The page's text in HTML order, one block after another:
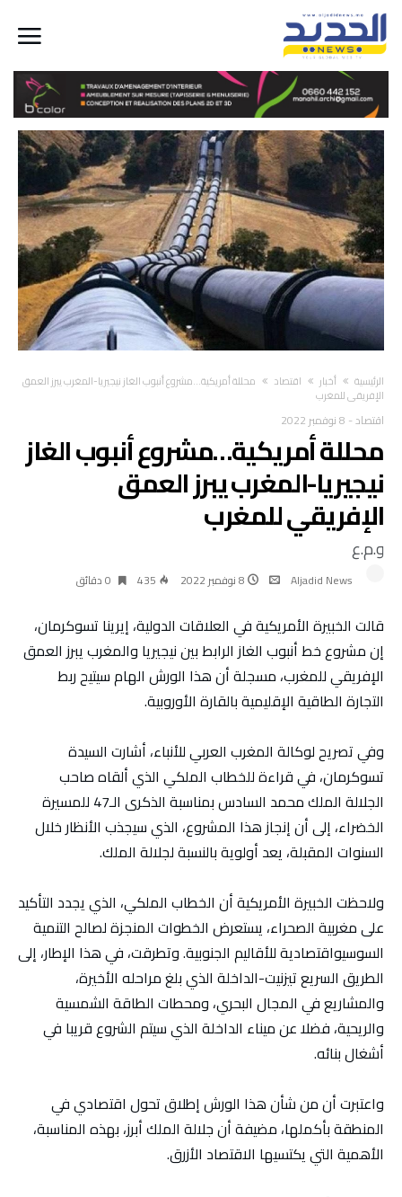
‫الرئيسية‬ أخبار اقتصاد
محللة أمريكية…مشروع أنبوب الغاز نيجيريا-المغرب يبرز العمق
الإفريقي للمغرب
اقتصاد- 8 نوفمبر 2022
محللة أمريكية…مشروع أنبوب الغاز
نيجيريا-المغرب يبرز العمق
الإفريقي للمغرب
و.م.ع
Aljadid News 8 نوفمبر 2022 435 0 ‫دقائق‬
قالت الخبيرة الأمريكية في العلاقات الدولية، إيرينا تسوكرمان،
إن مشروع خط أنبوب الغاز الرابط بين نيجيريا والمغرب يبرز العمق
الإفريقي للمغرب، مسجلة أن هذا الورش الهام سيتيح ربط
التجارة الطاقية الإقليمية بالقارة الأوروبية.
وفي تصريح لوكالة المغرب العربي للأنباء، أشارت السيدة
تسوكرمان، في قراءة للخطاب الملكي الذي ألقاه صاحب
الجلالة الملك محمد السادس بمناسبة الذكرى الـ47 للمسيرة
الخضراء، إلى أن إنجاز هذا المشروع، الذي سيجذب الأنظار خلال
السنوات المقبلة، يعد أولوية بالنسبة لجلالة الملك.
ولاحظت الخبيرة الأمريكية أن الخطاب الملكي، الذي يجدد التأكيد
على مغربية الصحراء، يستعرض الخطوات المنجزة لصالح التنمية
السوسيواقتصادية للأقاليم الجنوبية. وتطرقت، في هذا الإطار، إلى
الطريق السريع تيزنيت-الداخلة الذي بلغ مراحله الأخيرة،
والمشاريع في المجال البحري، ومحطات الطاقة الشمسية
والريحية، فضلا عن ميناء الداخلة الذي سيتم الشروع قريبا في
أشغال بنائه.
واعتبرت أن من شأن هذا الورش إطلاق تحول اقتصادي في
المنطقة بأكملها، مضيفة أن جلالة الملك أبرز، بهذه المناسبة،
الأهمية التي يكتسيها الاقتصاد الأزرق.